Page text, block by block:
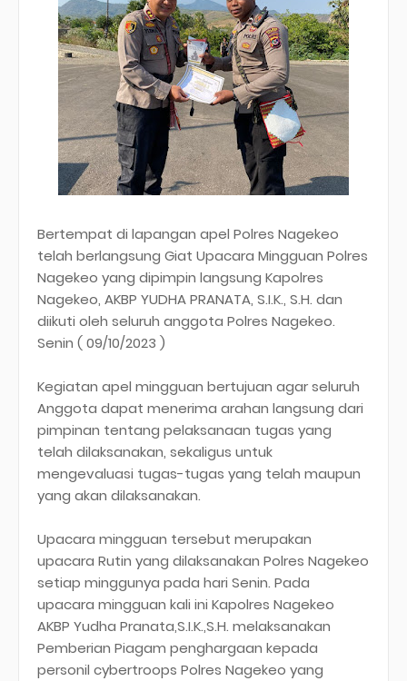
Bertempat di lapangan apel Polres Nagekeo
telah berlangsung Giat Upacara Mingguan Polres
Nagekeo yang dipimpin langsung Kapolres
Nagekeo, AKBP YUDHA PRANATA, S.I.K., S.H. dan
diikuti oleh seluruh anggota Polres Nagekeo.
Senin ( 09/10/2023 )
Kegiatan apel mingguan bertujuan agar seluruh
Anggota dapat menerima arahan langsung dari
pimpinan tentang pelaksanaan tugas yang
telah dilaksanakan, sekaligus untuk
mengevaluasi tugas-tugas yang telah maupun
yang akan dilaksanakan.
Upacara mingguan tersebut merupakan
upacara Rutin yang dilaksanakan Polres Nagekeo
setiap minggunya pada hari Senin. Pada
upacara mingguan kali ini Kapolres Nagekeo
AKBP Yudha Pranata,S.I.K.,S.H. melaksanakan
Pemberian Piagam penghargaan kepada
personil cybertroops Polres Nagekeo yang